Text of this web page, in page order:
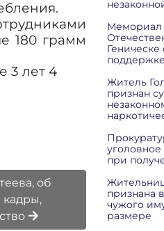
180 грамм
3 лет 4
об
кадры,
Мемориал
Житель
признан
при
признана
чужого
размере